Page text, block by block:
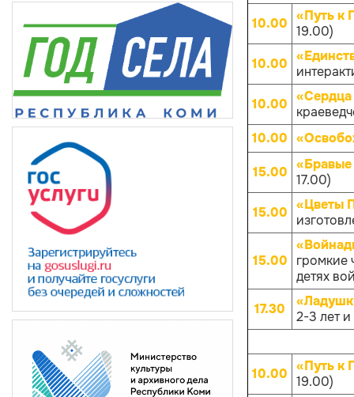
10.00 «Путь к
19.00)
10.00
10.00 «Сердца
10.00
15.00 17.00)
15.00 «Цветы
15.00
громкие
детях
17.30
2-3 лет
10.00 «Путь к
19.00)